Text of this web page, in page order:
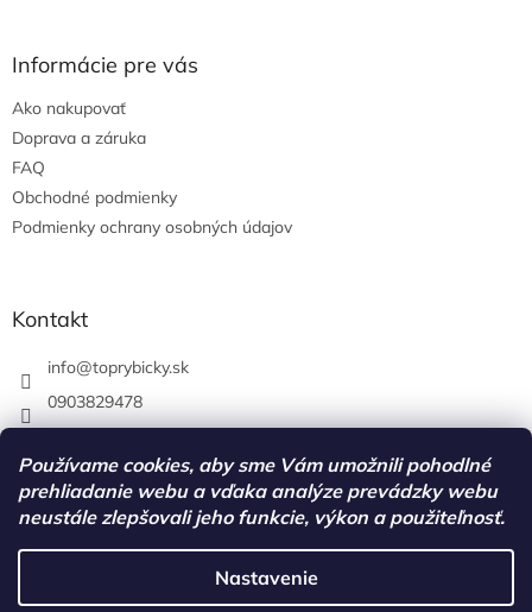
Používame cookies, aby sme Vám umožnili pohodlné
prehliadanie webu a vďaka analýze prevádzky webu
neustále zlepšovali jeho funkcie, výkon a použiteľnosť.
Nastavenie
Informácie pre vás
Ako nakupovať
Doprava a záruka
FAQ
Obchodné podmienky
Podmienky ochrany osobných údajov
Kontakt
info@toprybicky.sk
0903829478
toprybicky.sk